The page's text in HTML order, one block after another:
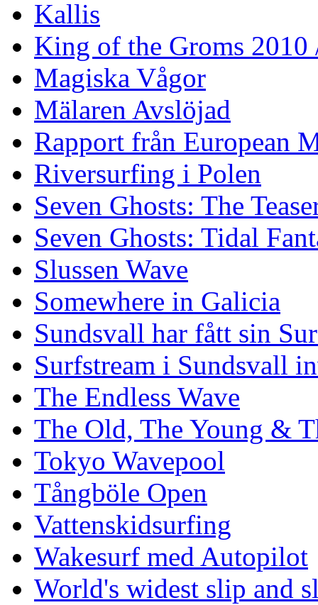
Kallis
King of the Groms
Magiska Vågor
Mälaren Avslöjad
Rapport från European
Riversurfing i Polen
Seven Ghosts: The
Seven Ghosts: Tidal
Slussen Wave
Somewhere in Galicia
Sundsvall har fått sin
Surfstream i Sundsvall
The Endless Wave
The Old, The Young &
Tokyo Wavepool
Tångböle Open
Vattenskidsurfing
Wakesurf med Autopilot
World's widest slip and